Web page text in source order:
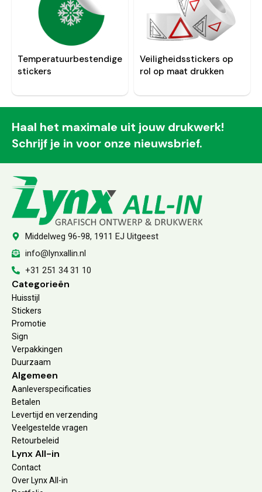
Temperatuurbestendige
stickers
Veiligheidsstickers op
rol op maat drukken
Haal het maximale uit jouw drukwerk!
Schrijf je in voor onze nieuwsbrief.
Middelweg 96-98, 1911 EJ Uitgeest
info@lynxallin.nl
+31 251 34 31 10
Categorieën
Huisstijl
Stickers
Promotie
Sign
Verpakkingen
Duurzaam
Algemeen
Aanleverspecificaties
Betalen
Levertijd en verzending
Veelgestelde vragen
Retourbeleid
Lynx All-in
Contact
Over Lynx All-in